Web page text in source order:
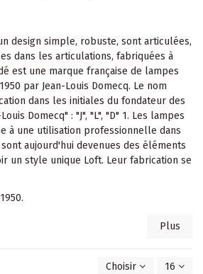
design simple, robuste, sont articulées,
dans les articulations, fabriquées à
est une marque française de lampes
par Jean-Louis Domecq. Le nom
dans les initiales du fondateur des
Domecq" : "J", "L", "D" 1. Les lampes
à une utilisation professionnelle dans
aujourd'hui devenues des éléments
un style unique Loft. Leur fabrication se
Plus
Choisir 16